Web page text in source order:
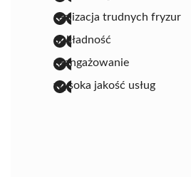
realizacja trudnych fryzur
dokładność
zaangażowanie
wysoka jakość usług